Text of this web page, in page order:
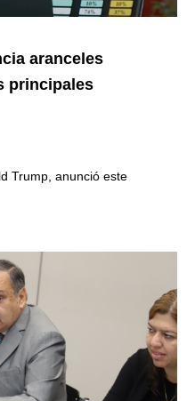
aranceles
principales
Trump, anunció este